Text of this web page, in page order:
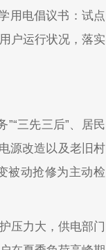
用电倡议书：试点
户运行状况，落实
三先三后”、居民
源改造以及老旧村
被动抢修为主动检
压力大，供电部门